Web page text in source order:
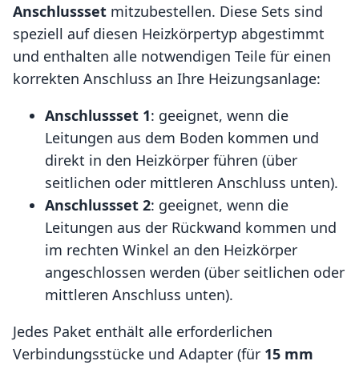
Anschlussset mitzubestellen. Diese Sets sind
speziell auf diesen Heizkörpertyp abgestimmt
und enthalten alle notwendigen Teile für einen
korrekten Anschluss an Ihre Heizungsanlage:
Anschlussset 1: geeignet, wenn die
Leitungen aus dem Boden kommen und
direkt in den Heizkörper führen (über
seitlichen oder mittleren Anschluss unten).
Anschlussset 2: geeignet, wenn die
Leitungen aus der Rückwand kommen und
im rechten Winkel an den Heizkörper
angeschlossen werden (über seitlichen oder
mittleren Anschluss unten).
Jedes Paket enthält alle erforderlichen
Verbindungsstücke und Adapter (für 15 mm